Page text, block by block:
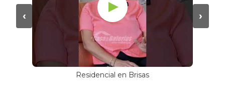
‹
Residencial en Brisas
›